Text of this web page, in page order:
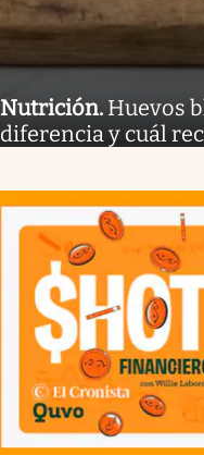
Nutrición. Huevos
diferencia y cuál